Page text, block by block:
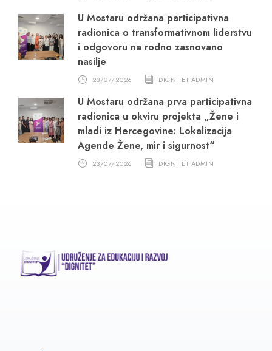
U Mostaru održana participativna
radionica o transformativnom liderstvu
i odgovoru na rodno zasnovano
nasilje
23/07/2026 DIGNITET ADMIN
U Mostaru održana prva participativna
radionica u okviru projekta „Žene i
mladi iz Hercegovine: Lokalizacija
Agende Žene, mir i sigurnost“
23/07/2026 DIGNITET ADMIN